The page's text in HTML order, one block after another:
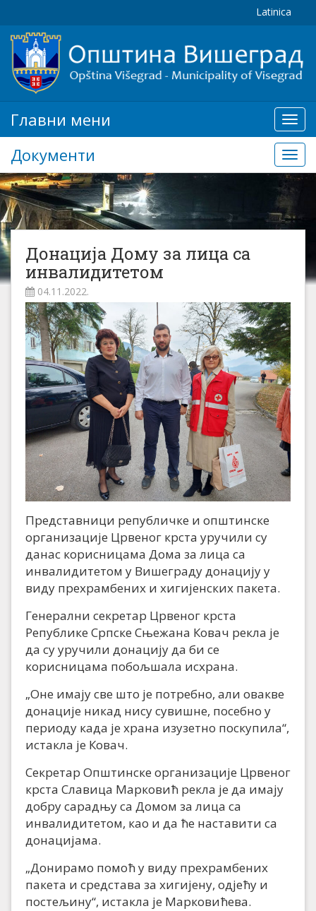
Latinica
мени
Главни мени
Документи
Донација Дому за лица са
инвалидитетом
04.11.2022.
Представници републичке и општинске
организације Црвеног крста уручили су
данас корисницама Дома за лица са
инвалидитетом у Вишеграду донацију у
виду прехрамбених и хигијенских пакета.
Генерални секретар Црвеног крста
Републике Српске Сњежана Ковач рекла је
да су уручили донацију да би се
корисницама побољшала исхрана.
„Оне имају све што је потребно, али овакве
донације никад нису сувишне, посебно у
периоду када је храна изузетно поскупила“,
истакла је Ковач.
Секретар Општинске организације Црвеног
крста Славица Марковић рекла је да имају
добру сарадњу са Домом за лица са
инвалидитетом, као и да ће наставити са
донацијама.
„Донирамо помоћ у виду прехрамбених
пакета и средстава за хигијену, одјећу и
постељину“, истакла је Марковићева.